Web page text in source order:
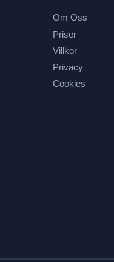
Om Oss
Priser
Villkor
Privacy
Cookies